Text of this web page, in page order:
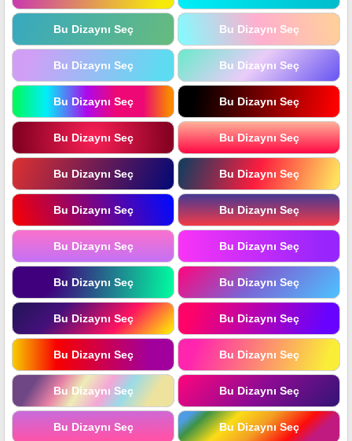
Bu Dizaynı Seç Bu Dizaynı Seç
Bu Dizaynı Seç Bu Dizaynı Seç
Bu Dizaynı Seç Bu Dizaynı Seç
Bu Dizaynı Seç Bu Dizaynı Seç
Bu Dizaynı Seç Bu Dizaynı Seç
Bu Dizaynı Seç Bu Dizaynı Seç
Bu Dizaynı Seç Bu Dizaynı Seç
Bu Dizaynı Seç Bu Dizaynı Seç
Bu Dizaynı Seç Bu Dizaynı Seç
Bu Dizaynı Seç Bu Dizaynı Seç
Bu Dizaynı Seç Bu Dizaynı Seç
Bu Dizaynı Seç Bu Dizaynı Seç